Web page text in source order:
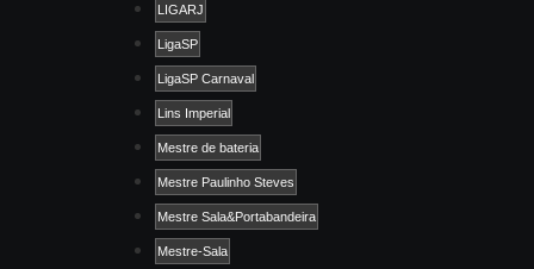
LIGARJ
LigaSP
LigaSP Carnaval
Lins Imperial
Mestre de bateria
Mestre Paulinho Steves
Mestre Sala&Portabandeira
Mestre-Sala